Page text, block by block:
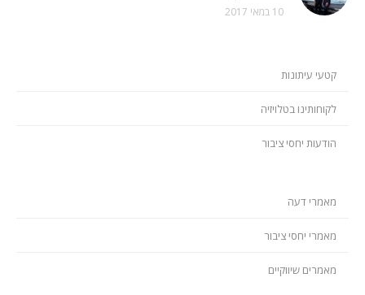
10 במאי 2017
קטעי עיתונות
לקוחותינו בטלויזיה
הודעות יחסי ציבור
מאמרי דעה
מאמרי יחסי ציבור
מאמרים שיווקיים